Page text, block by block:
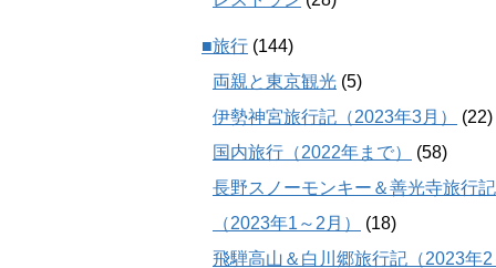
■旅行 (144)
両親と東京観光 (5)
伊勢神宮旅行記（2023年3月）
(22)
国内旅行（2022年まで）
(58)
長野スノーモンキー＆善光寺旅行記
（2023年1～2月）
(18)
飛騨高山＆白川郷旅行記（2023年